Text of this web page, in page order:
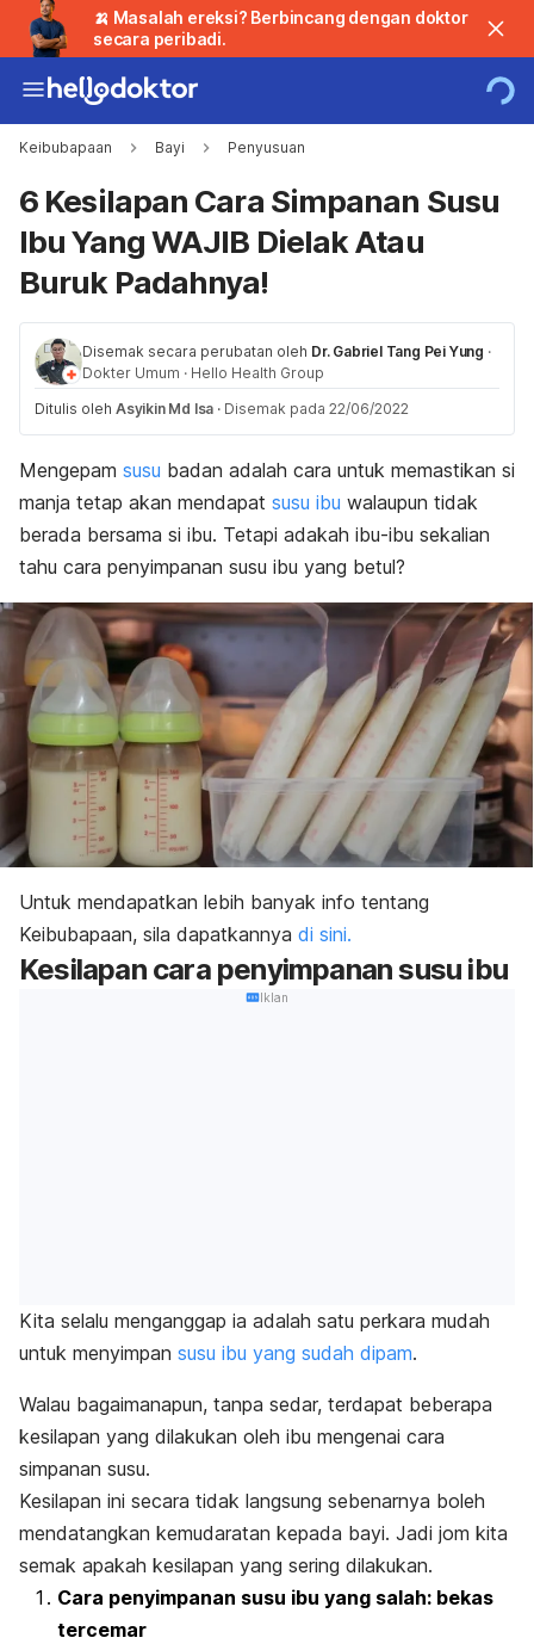
🍌 Masalah ereksi? Berbincang dengan doktor
secara peribadi.
Keibubapaan Bayi Penyusuan
6 Kesilapan Cara Simpanan Susu
Ibu Yang WAJIB Dielak Atau
Buruk Padahnya!
Disemak secara perubatan oleh Dr. Gabriel Tang Pei Yung ·
Dokter Umum · Hello Health Group
Ditulis oleh Asyikin Md Isa · Disemak pada 22/06/2022
Mengepam susu badan adalah cara untuk memastikan si
manja tetap akan mendapat susu ibu walaupun tidak
berada bersama si ibu. Tetapi adakah ibu-ibu sekalian
tahu cara penyimpanan susu ibu yang betul?
Untuk mendapatkan lebih banyak info tentang
Keibubapaan, sila dapatkannya di sini.
Kesilapan cara penyimpanan susu ibu
Iklan
Kita selalu menganggap ia adalah satu perkara mudah
untuk menyimpan susu ibu yang sudah dipam.
Walau bagaimanapun, tanpa sedar, terdapat beberapa
kesilapan yang dilakukan oleh ibu mengenai cara
simpanan susu.
Kesilapan ini secara tidak langsung sebenarnya boleh
mendatangkan kemudaratan kepada bayi. Jadi jom kita
semak apakah kesilapan yang sering dilakukan.
Cara penyimpanan susu ibu yang salah: bekas
tercemar